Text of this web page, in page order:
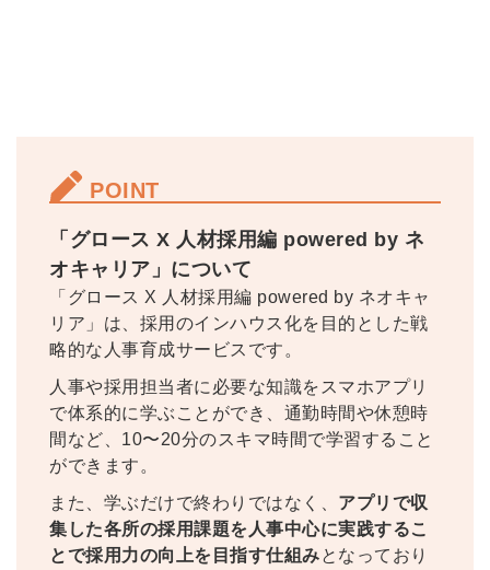
POINT
「グロース X 人材採用編 powered by ネ
オキャリア」について
「グロース X 人材採用編 powered by ネオキャ
リア」は、採用のインハウス化を目的とした戦
略的な人事育成サービスです。
人事や採用担当者に必要な知識をスマホアプリ
で体系的に学ぶことができ、通勤時間や休憩時
間など、10〜20分のスキマ時間で学習すること
ができます。
また、学ぶだけで終わりではなく、 アプリで収
集した各所の採用課題を人事中心に実践するこ
とで採用力の向上を目指す仕組みとなっており
する
れですか？
でログイン
許可なく投稿すること
※ログインIDとなります
利用規約 個人情報の取り扱い
について
同意のうえ
他サービスIDで登録